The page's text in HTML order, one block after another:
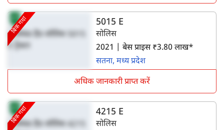
बिक गया 5015 E
सोलिस
2021 | बेस प्राइस ₹3.80 लाख*
सतना, मध्य प्रदेश
अधिक जानकारी प्राप्त करें
बिक गया 4215 E
सोलिस